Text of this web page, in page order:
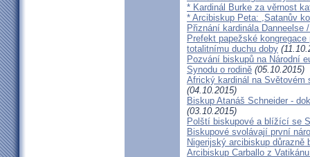
* Kardinál Burke za věrnost
* Arcibiskup Peta: ,Satanův
Přiznání kardinála Danneelse
Prefekt papežské
totalitnímu duchu doby
Pozvání biskupů na Národní
Synodu o rodině (05.10.2015)
Africký kardinál na Světovém
(04.10.2015)
Biskup Atanáš Schneider -
(03.10.2015)
Polští biskupové a blížící se
Biskupové svolávají první
Nigerijský arcibiskup důrazně
Arcibiskup Carballo z